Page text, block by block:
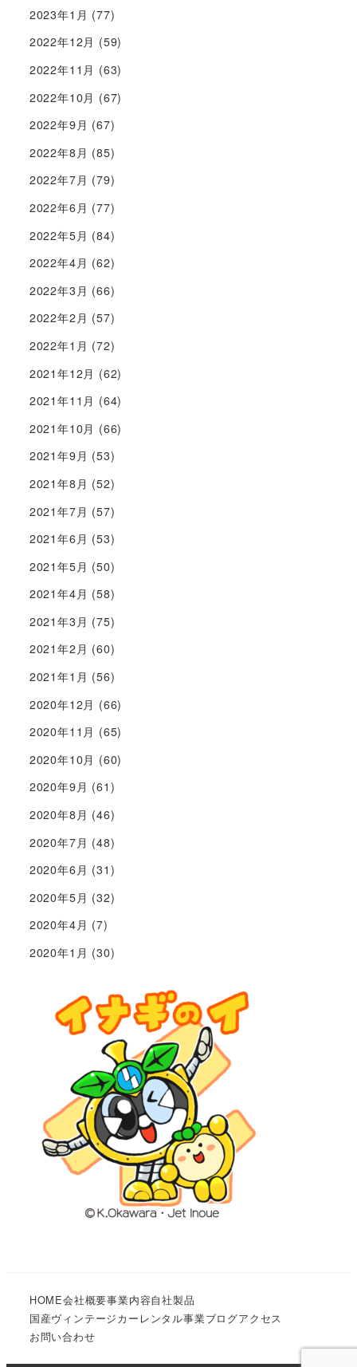
2023年1月 (77)
2022年12月 (59)
2022年11月 (63)
2022年10月 (67)
2022年9月 (67)
2022年8月 (85)
2022年7月 (79)
2022年6月 (77)
2022年5月 (84)
2022年4月 (62)
2022年3月 (66)
2022年2月 (57)
2022年1月 (72)
2021年12月 (62)
2021年11月 (64)
2021年10月 (66)
2021年9月 (53)
2021年8月 (52)
2021年7月 (57)
2021年6月 (53)
2021年5月 (50)
2021年4月 (58)
2021年3月 (75)
2021年2月 (60)
2021年1月 (56)
2020年12月 (66)
2020年11月 (65)
2020年10月 (60)
2020年9月 (61)
2020年8月 (46)
2020年7月 (48)
2020年6月 (31)
2020年5月 (32)
2020年4月 (7)
2020年1月 (30)
HOME会社概要事業内容自社製品
国産ヴィンテージカーレンタル事業ブログアクセス
お問い合わせ